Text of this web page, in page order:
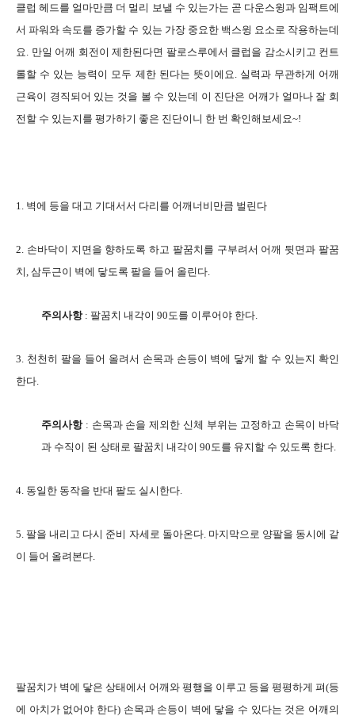
클럽 헤드를 얼마만큼 더 멀리 보낼 수 있는가는 곧 다운스윙과 임팩트에
서 파워와 속도를 증가할 수 있는 가장 중요한 백스윙 요소로 작용하는데
요. 만일 어깨 회전이 제한된다면 팔로스루에서 클럽을 감소시키고 컨트
롤할 수 있는 능력이 모두 제한 된다는 뜻이에요. 실력과 무관하게 어깨
근육이 경직되어 있는 것을 볼 수 있는데 이 진단은 어깨가 얼마나 잘 회
전할 수 있는지를 평가하기 좋은 진단이니 한 번 확인해보세요~!
1. 벽에 등을 대고 기대서서 다리를 어깨너비만큼 벌린다
2. 손바닥이 지면을 향하도록 하고 팔꿈치를 구부려서 어깨 뒷면과 팔꿈
치, 삼두근이 벽에 닿도록 팔을 들어 올린다.
주의사항: 팔꿈치 내각이 90도를 이루어야 한다.
3. 천천히 팔을 들어 올려서 손목과 손등이 벽에 닿게 할 수 있는지 확인
한다.
주의사항: 손목과 손을 제외한 신체 부위는 고정하고 손목이 바닥
과 수직이 된 상태로 팔꿈치 내각이 90도를 유지할 수 있도록 한다.
4. 동일한 동작을 반대 팔도 실시한다.
5. 팔을 내리고 다시 준비 자세로 돌아온다. 마지막으로 양팔을 동시에 같
이 들어 올려본다.
팔꿈치가 벽에 닿은 상태에서 어깨와 평행을 이루고 등을 평평하게 펴(등
에 아치가 없어야 한다) 손목과 손등이 벽에 닿을 수 있다는 것은 어깨의